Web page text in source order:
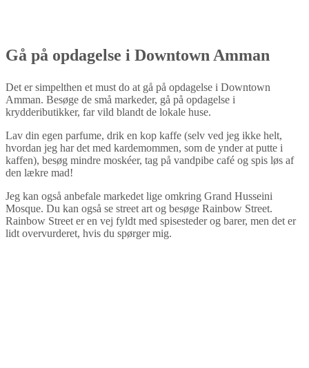
Gå på opdagelse i Downtown Amman
Det er simpelthen et must do at gå på opdagelse i Downtown
Amman. Besøge de små markeder, gå på opdagelse i
kryddeributikker, far vild blandt de lokale huse.
Lav din egen parfume, drik en kop kaffe (selv ved jeg ikke helt,
hvordan jeg har det med kardemommen, som de ynder at putte i
kaffen), besøg mindre moskéer, tag på vandpibe café og spis løs af
den lækre mad!
Jeg kan også anbefale markedet lige omkring Grand Husseini
Mosque. Du kan også se street art og besøge Rainbow Street.
Rainbow Street er en vej fyldt med spisesteder og barer, men det er
lidt overvurderet, hvis du spørger mig.